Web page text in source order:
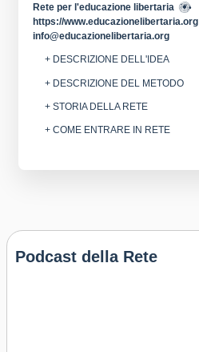
Rete per l'educazione libertaria
https://www.educazionelibertaria.org
info@educazionelibertaria.org
+ DESCRIZIONE DELL'IDEA
+ DESCRIZIONE DEL METODO
+ STORIA DELLA RETE
+ COME ENTRARE IN RETE
Podcast della Rete